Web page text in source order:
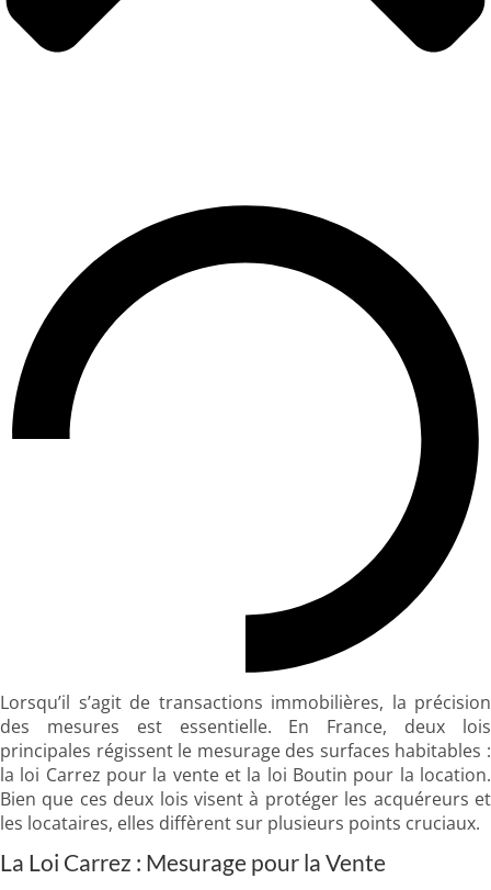
Lorsqu’il s’agit de transactions immobilières, la précision
des mesures est essentielle. En France, deux lois
principales régissent le mesurage des surfaces habitables :
la loi Carrez pour la vente et la loi Boutin pour la location.
Bien que ces deux lois visent à protéger les acquéreurs et
les locataires, elles diffèrent sur plusieurs points cruciaux.
La Loi Carrez : Mesurage pour la Vente